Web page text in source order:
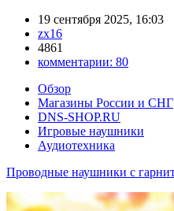
19 сентября 2025, 16:03
zx16
4861
комментарии: 80
Обзор
Магазины России и СНГ
DNS-SHOP.RU
Игровые наушники
Аудиотехника
Проводные наушники с